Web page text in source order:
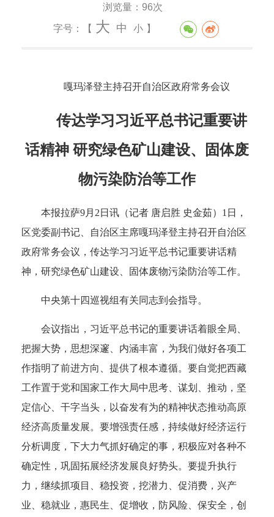
浏览量： 96次
字号：【 大 中 小 】
嘎玛泽登主持召开自治区政府常务会议
传达学习习近平总书记重要讲
话精神 研究绿色矿山建设、固体废
物污染防治等工作
本报拉萨9月2日讯（记者 唐启胜 史金茹）1日，
区党委副书记、自治区主席嘎玛泽登主持召开自治区
政府常务会议，传达学习习近平总书记重要讲话精
神，研究绿色矿山建设、固体废物污染防治等工作。
中央第十四巡视组有关同志到会指导。
会议指出，习近平总书记的重要讲话着眼全局、
把握大势，思想深邃、内涵丰富，为我们做好各项工
作指明了前进方向、提供了根本遵循。要自觉把西藏
工作置于党和国家工作大局中思考、谋划、推动，坚
定信心、干字当头，以奋发有为的精神状态推动高原
经济高质量发展。要增强责任感，持续做好经济运行
分析调度，下大力气抓好确定的事，积极应对各种不
确定性，巩固拓展经济发展良好势头。要提升执行
力，继续抓项目、稳投资，挖潜力、促消费，兴产
业、稳就业，惠民生、促增收，防风险、保安全，创